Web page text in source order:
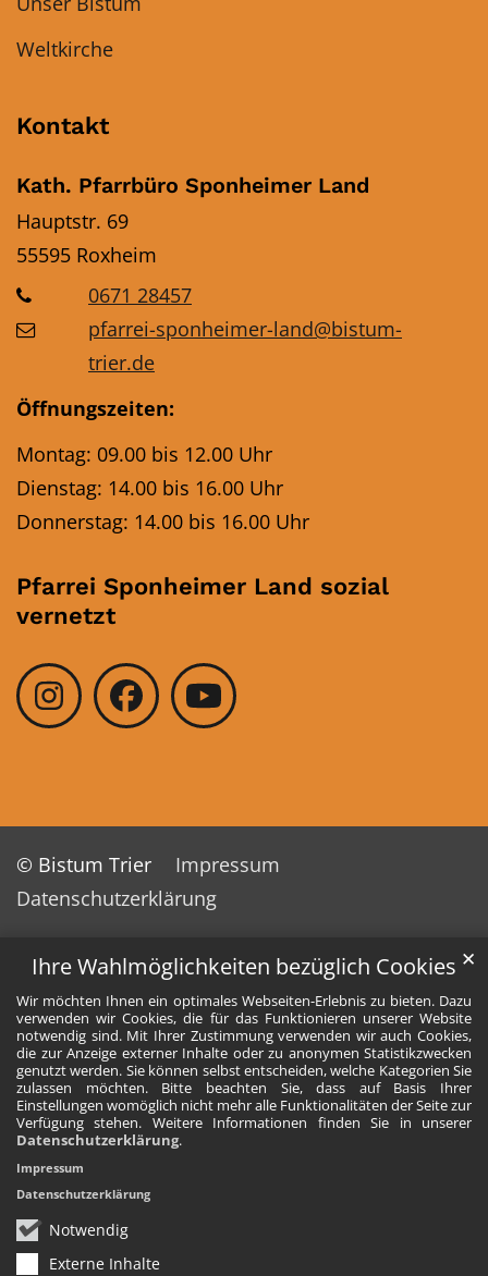
Ihre Wahlmöglichkeiten bezüglich Cookies
Wir möchten Ihnen ein optimales Webseiten-Erlebnis zu bieten. Dazu
verwenden wir Cookies, die für das Funktionieren unserer Website
notwendig sind. Mit Ihrer Zustimmung verwenden wir auch Cookies,
die zur Anzeige externer Inhalte oder zu anonymen Statistikzwecken
genutzt werden. Sie können selbst entscheiden, welche Kategorien Sie
zulassen möchten. Bitte beachten Sie, dass auf Basis Ihrer
Einstellungen womöglich nicht mehr alle Funktionalitäten der Seite zur
Verfügung stehen. Weitere Informationen finden Sie in unserer
Datenschutzerklärung.
Notwendig
Externe Inhalte
✕
Impressum
Datenschutzerklärung
Weltkirche
Kontakt
Kath. Pfarrbüro Sponheimer Land
Hauptstr. 69
55595 Roxheim
0671 28457
pfarrei-sponheimer-land@bistum-
trier.de
Öffnungszeiten:
Montag: 09.00 bis 12.00 Uhr
Dienstag: 14.00 bis 16.00 Uhr
Donnerstag: 14.00 bis 16.00 Uhr
Pfarrei Sponheimer Land sozial
vernetzt
© Bistum Trier
Impressum
Datenschutzerklärung